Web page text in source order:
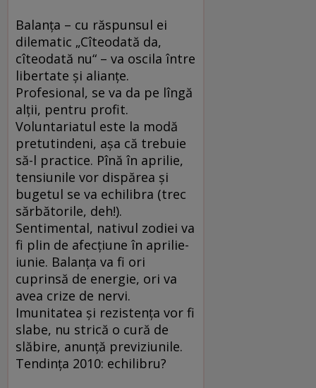
Balanţa – cu răspunsul ei
dilematic „Cîteodată da,
cîteodată nu“ – va oscila între
libertate şi alianţe.
Profesional, se va da pe lîngă
alţii, pentru profit.
Voluntariatul este la modă
pretutindeni, aşa că trebuie
să-l practice. Pînă în aprilie,
tensiunile vor dispărea şi
bugetul se va echilibra (trec
sărbătorile, deh!).
Sentimental, nativul zodiei va
fi plin de afecţiune în aprilie-
iunie. Balanţa va fi ori
cuprinsă de energie, ori va
avea crize de nervi.
Imunitatea şi rezistenţa vor fi
slabe, nu strică o cură de
slăbire, anunţă previziunile.
Tendinţa 2010: echilibru?